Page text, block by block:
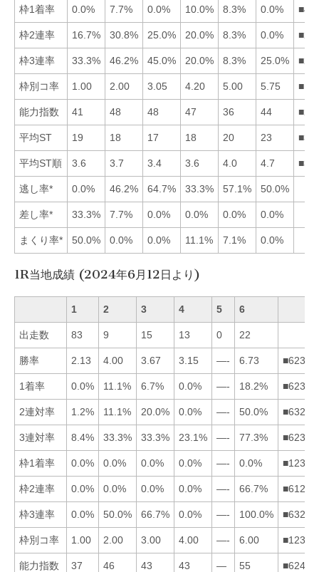
枠1着率 0.0% 7.7% 0.0% 10.0% 8.3% 0.0%
枠2連率 16.7% 30.8% 25.0% 20.0% 8.3% 0.0%
枠3連率 33.3% 46.2% 45.0% 20.0% 8.3% 25.0%
枠別コ率 1.00 2.00 3.05 4.20 5.00 5.75
能力指数 41 48 48 47 36 44
平均ST 19 18 17 18 20 23
平均ST順 3.6 3.7 3.4 3.6 4.0 4.7
逃し率* 0.0% 46.2% 64.7% 33.3% 57.1% 50.0%
差し率* 33.3% 7.7% 0.0% 0.0% 0.0% 0.0%
まくり率* 50.0% 0.0% 0.0% 11.1% 7.1% 0.0%
1R当地成績 (2024年6月12日より)
1 2 3 4 5 6
出走数 83 9 15 13 0 22
勝率 2.13 4.00 3.67 3.15 —- 6.73
1着率 0.0% 11.1% 6.7% 0.0% —- 18.2%
2連対率 1.2% 11.1% 20.0% 0.0% —- 50.0%
3連対率 8.4% 33.3% 33.3% 23.1% —- 77.3%
枠1着率 0.0% 0.0% 0.0% 0.0% —- 0.0%
枠2連率 0.0% 0.0% 0.0% 0.0% —- 66.7%
枠3連率 0.0% 50.0% 66.7% 0.0% —- 100.0%
枠別コ率 1.00 2.00 3.00 4.00 —- 6.00
能力指数 37 46 43 43 — 55